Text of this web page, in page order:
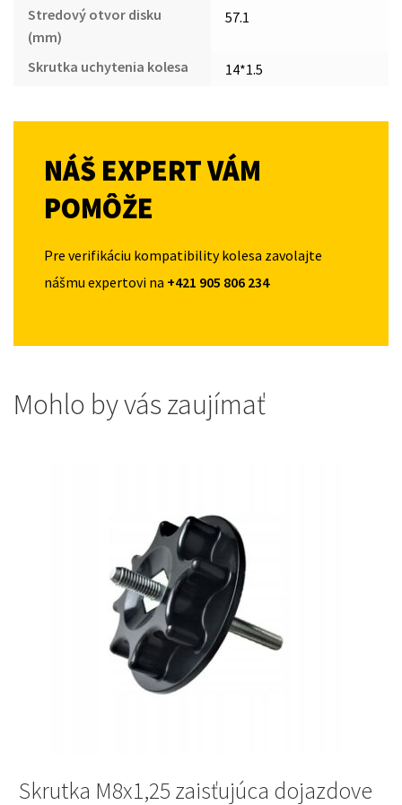
Stredový otvor disku
(mm)
57.1
Skrutka uchytenia kolesa 14*1.5
NÁŠ EXPERT VÁM
POMÔŽE
Pre verifikáciu kompatibility kolesa zavolajte
nášmu expertovi na +421 905 806 234
Mohlo by vás zaujímať
Skrutka M8x1,25 zaisťujúca dojazdove